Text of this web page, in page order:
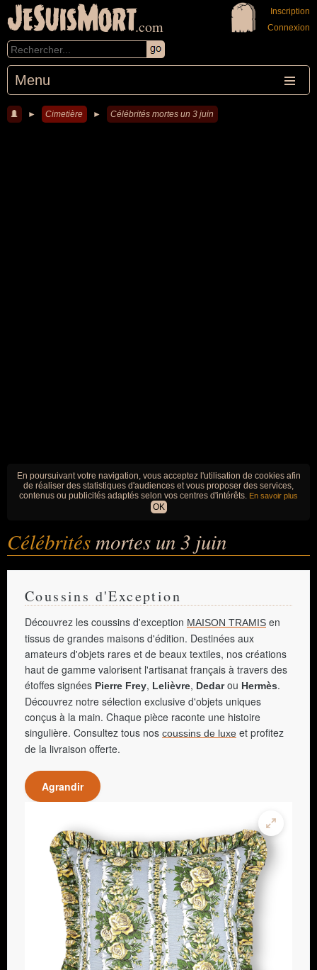
JeSuisMort.com
Menu
Inscription
Connexion
► Cimetière ► Célébrités mortes un 3 juin
En poursuivant votre navigation, vous acceptez l'utilisation de cookies afin
de réaliser des statistiques d'audiences et vous proposer des services,
contenus ou publicités adaptés selon vos centres d'intérêts. En savoir plus
OK
Célébritésmortes un 3 juin
Coussins d'Exception
Découvrez les coussins d'exception MAISON TRAMIS en
tissus de grandes maisons d'édition. Destinées aux
amateurs d'objets rares et de beaux textiles, nos créations
haut de gamme valorisent l'artisanat français à travers des
étoffes signées Pierre Frey, Lelièvre, Dedarou Hermès.
Découvrez notre sélection exclusive d'objets uniques
conçus à la main. Chaque pièce raconte une histoire
singulière. Consultez tous nos coussins de luxe et profitez
de la livraison offerte.
Agrandir